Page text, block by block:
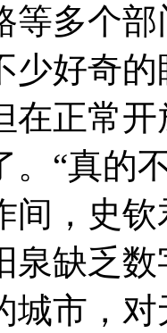
等多个
少好奇
在正常
。“真的
间，史
泉缺乏
城市，